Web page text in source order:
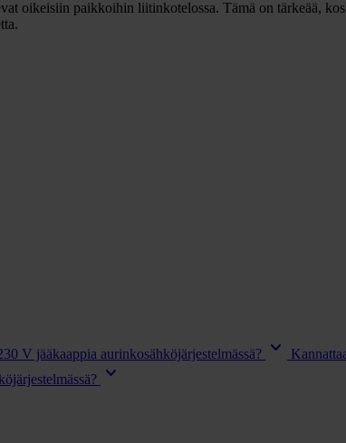
oikeisiin paikkoihin liitinkotelossa. Tämä on tärkeää,
V jääkaappia aurinkosähköjärjestelmässä? keyboard_arrow_down
keyboard_arrow_down